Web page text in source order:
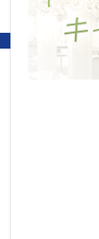
該当求人